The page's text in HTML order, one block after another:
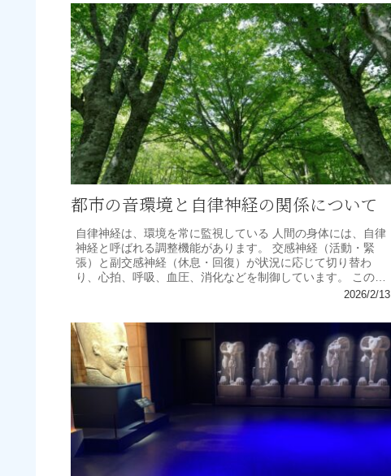
都市の音環境と自律神経の関係について
自律神経は、環境を常に監視している 人間の身体には、自律
神経と呼ばれる調整機能があります。 交感神経（活動・緊
張）と副交感神経（休息・回復）が状況に応じて切り替わ
り、心拍、呼吸、血圧、消化などを制御しています。 この自
2026/2/13